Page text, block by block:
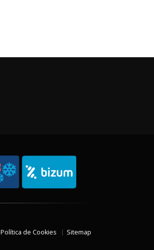
Política de Cookies Sitemap